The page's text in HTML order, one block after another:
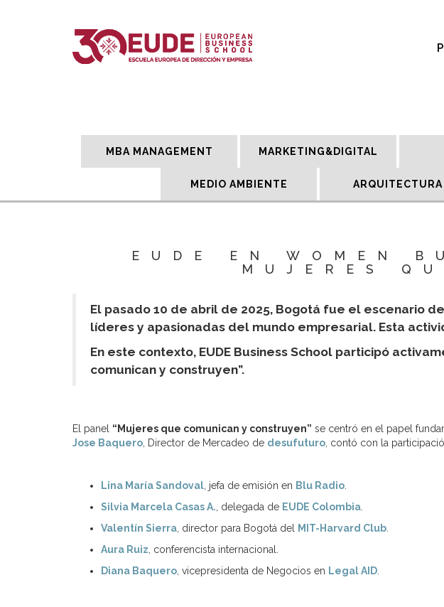
MBA MANAGEMENT MARKETING&DIGITAL
MEDIO AMBIENTE ARQUITECTURA
EUDE EN WOMEN
MUJERES
El pasado 10 de abril de 2025, Bogotá fue el escenario
líderes y apasionadas del mundo empresarial. Esta
En este contexto, EUDE Business School participó
comunican y construyen”.
El panel “Mujeres que comunican y construyen” se centró en el papel
Jose Baquero , Director de Mercadeo de desufuturo , contó con la
Lina María Sandoval , jefa de emisión en Blu Radio
Silvia Marcela Casas A. , delegada de EUDE Colombia
Valentín Sierra , director para Bogotá del MIT-Harvard Club
Aura Ruiz , conferencista internacional.
Diana Baquero , vicepresidenta de Negocios en Legal AID